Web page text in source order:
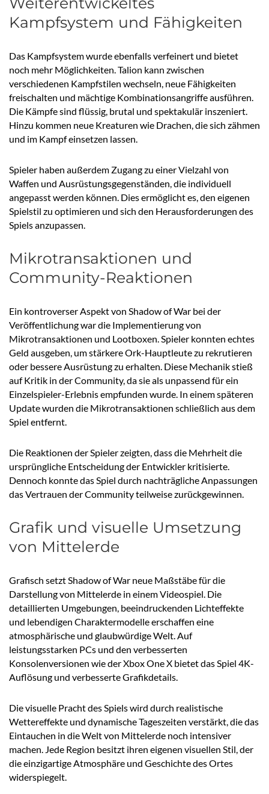
Kampfsystem und Fähigkeiten
Das Kampfsystem wurde ebenfalls verfeinert und bietet
noch mehr Möglichkeiten. Talion kann zwischen
verschiedenen Kampfstilen wechseln, neue Fähigkeiten
freischalten und mächtige Kombinationsangriffe ausführen.
Die Kämpfe sind flüssig, brutal und spektakulär inszeniert.
Hinzu kommen neue Kreaturen wie Drachen, die sich zähmen
und im Kampf einsetzen lassen.
Spieler haben außerdem Zugang zu einer Vielzahl von
Waffen und Ausrüstungsgegenständen, die individuell
angepasst werden können. Dies ermöglicht es, den eigenen
Spielstil zu optimieren und sich den Herausforderungen des
Spiels anzupassen.
Mikrotransaktionen und
Community-Reaktionen
Ein kontroverser Aspekt von Shadow of War bei der
Veröffentlichung war die Implementierung von
Mikrotransaktionen und Lootboxen. Spieler konnten echtes
Geld ausgeben, um stärkere Ork-Hauptleute zu rekrutieren
oder bessere Ausrüstung zu erhalten. Diese Mechanik stieß
auf Kritik in der Community, da sie als unpassend für ein
Einzelspieler-Erlebnis empfunden wurde. In einem späteren
Update wurden die Mikrotransaktionen schließlich aus dem
Spiel entfernt.
Die Reaktionen der Spieler zeigten, dass die Mehrheit die
ursprüngliche Entscheidung der Entwickler kritisierte.
Dennoch konnte das Spiel durch nachträgliche Anpassungen
das Vertrauen der Community teilweise zurückgewinnen.
Grafik und visuelle Umsetzung
von Mittelerde
Grafisch setzt Shadow of War neue Maßstäbe für die
Darstellung von Mittelerde in einem Videospiel. Die
detaillierten Umgebungen, beeindruckenden Lichteffekte
und lebendigen Charaktermodelle erschaffen eine
atmosphärische und glaubwürdige Welt. Auf
leistungsstarken PCs und den verbesserten
Konsolenversionen wie der Xbox One X bietet das Spiel 4K-
Auflösung und verbesserte Grafikdetails.
Die visuelle Pracht des Spiels wird durch realistische
Wettereffekte und dynamische Tageszeiten verstärkt, die das
Eintauchen in die Welt von Mittelerde noch intensiver
machen. Jede Region besitzt ihren eigenen visuellen Stil, der
die einzigartige Atmosphäre und Geschichte des Ortes
widerspiegelt.